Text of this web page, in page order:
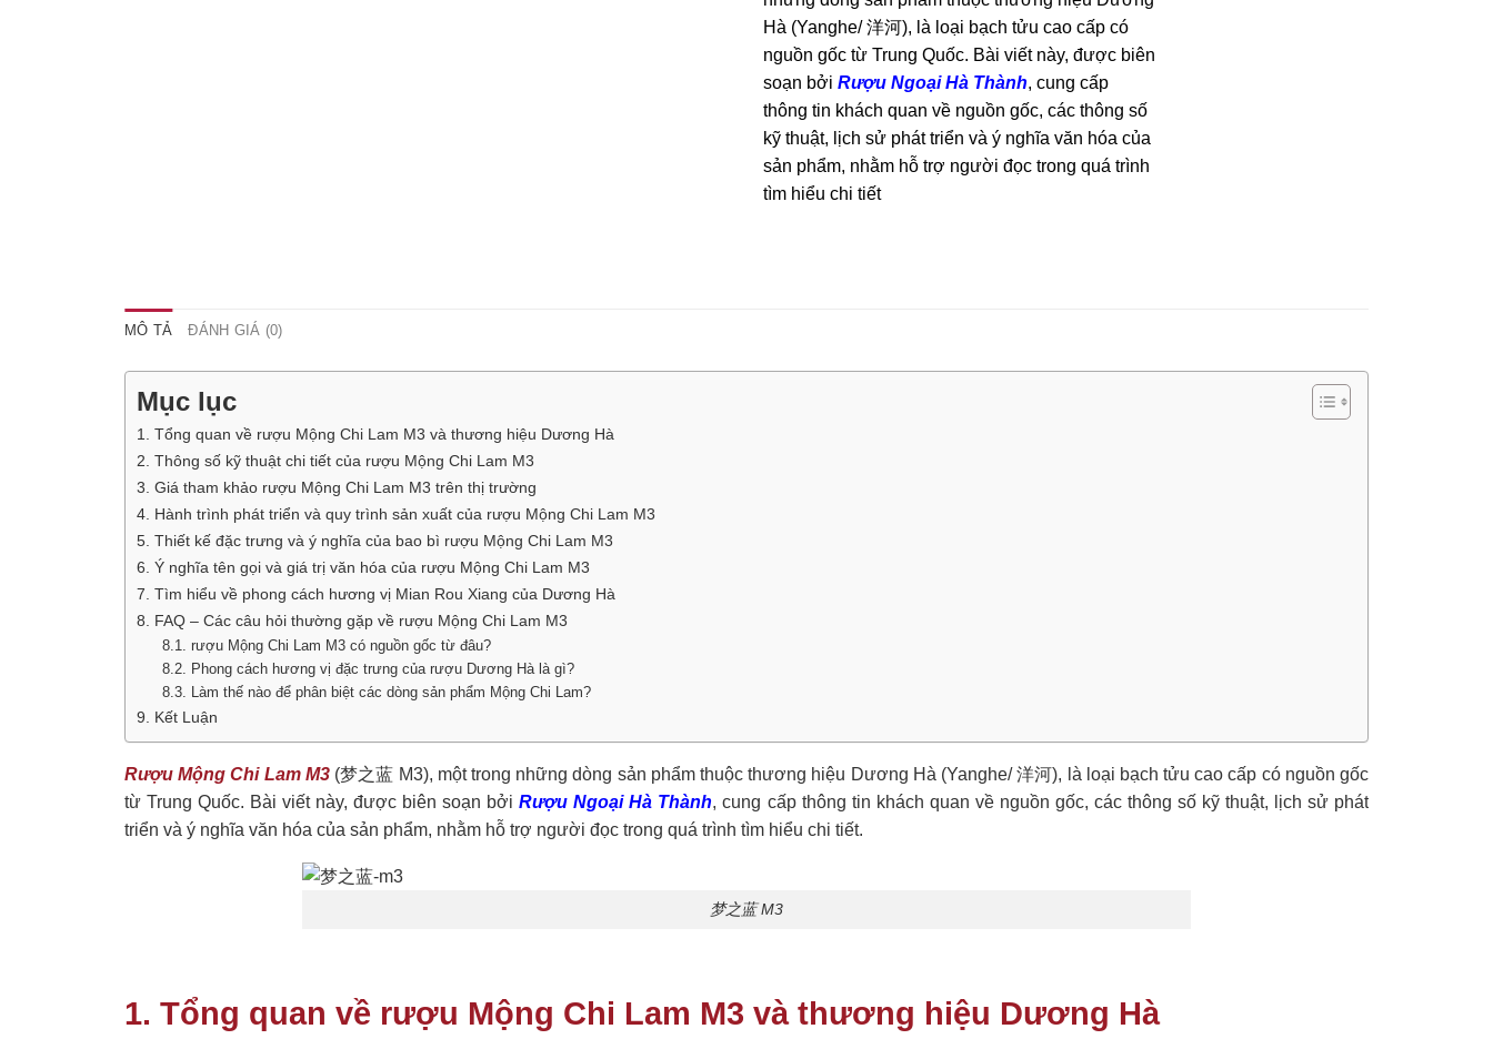
Hà (Yanghe/ 洋河), là loại bạch tửu cao cấp có
nguồn gốc từ Trung Quốc. Bài viết này, được biên
soạn bởi Rượu Ngoại Hà Thành, cung cấp
thông tin khách quan về nguồn gốc, các thông số
kỹ thuật, lịch sử phát triển và ý nghĩa văn hóa của
sản phẩm, nhằm hỗ trợ người đọc trong quá trình
tìm hiểu chi tiết
MÔ TẢ ĐÁNH GIÁ (0)
Mục lục
1. Tổng quan về rượu Mộng Chi Lam M3 và thương hiệu Dương Hà
2. Thông số kỹ thuật chi tiết của rượu Mộng Chi Lam M3
3. Giá tham khảo rượu Mộng Chi Lam M3 trên thị trường
4. Hành trình phát triển và quy trình sản xuất của rượu Mộng Chi Lam M3
5. Thiết kế đặc trưng và ý nghĩa của bao bì rượu Mộng Chi Lam M3
6. Ý nghĩa tên gọi và giá trị văn hóa của rượu Mộng Chi Lam M3
7. Tìm hiểu về phong cách hương vị Mian Rou Xiang của Dương Hà
8. FAQ – Các câu hỏi thường gặp về rượu Mộng Chi Lam M3
8.1. rượu Mộng Chi Lam M3 có nguồn gốc từ đâu?
8.2. Phong cách hương vị đặc trưng của rượu Dương Hà là gì?
8.3. Làm thế nào để phân biệt các dòng sản phẩm Mộng Chi Lam?
9. Kết Luận
Rượu Mộng Chi Lam M3(梦之蓝 M3), một trong những dòng sản phẩm thuộc thương hiệu Dương Hà (Yanghe/ 洋河), là loại bạch tửu cao cấp có nguồn gốc
từ Trung Quốc. Bài viết này, được biên soạn bởiRượu Ngoại Hà Thành, cung cấp thông tin khách quan về nguồn gốc, các thông số kỹ thuật, lịch sử phát
triển và ý nghĩa văn hóa của sản phẩm, nhằm hỗ trợ người đọc trong quá trình tìm hiểu chi tiết.
梦之蓝 M3
1. Tổng quan về rượu Mộng Chi Lam M3 và thương hiệu Dương Hà